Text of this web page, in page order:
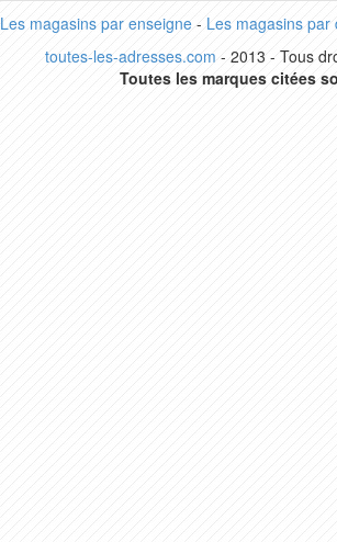
Les magasins par enseigne- Les magasins par
toutes-les-adresses.com - 2013 - Tous
Toutes les marques citées